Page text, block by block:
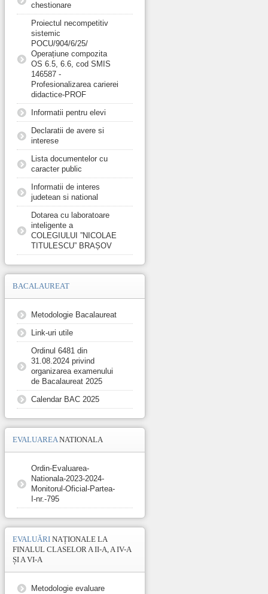
chestionare
Proiectul necompetitiv
sistemic
POCU/904/6/25/
Operațiune compozita
OS 6.5, 6.6, cod SMIS
146587 -
Profesionalizarea carierei
didactice-PROF
Informatii pentru elevi
Declaratii de avere si
interese
Lista documentelor cu
caracter public
Informatii de interes
judetean si national
Dotarea cu laboratoare
inteligente a
COLEGIULUI ”NICOLAE
TITULESCU” BRAȘOV
BACALAUREAT
Metodologie Bacalaureat
Link-uri utile
Ordinul 6481 din
31.08.2024 privind
organizarea examenului
de Bacalaureat 2025
Calendar BAC 2025
EVALUAREANATIONALA
Ordin-Evaluarea-
Nationala-2023-2024-
Monitorul-Oficial-Partea-
I-nr.-795
EVALUĂRI NAȚIONALE LA
FINALUL CLASELOR A II-A, A IV-A
ȘI A VI-A
Metodologie evaluare